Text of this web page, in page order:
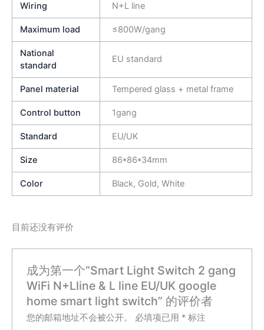
Wiring N+L line
Maximum load ≤800W/gang
National
standard
EU standard
Panel material Tempered glass + metal frame
Control button 1gang
Standard EU/UK
Size 86*86*34mm
Color Black, Gold, White
目前还没有评价
成为第一个“Smart Light Switch 2 gang
WiFi N+Lline & L line EU/UK google
home smart light switch” 的评价者
您的邮箱地址不会被公开。 必填项已用 * 标注